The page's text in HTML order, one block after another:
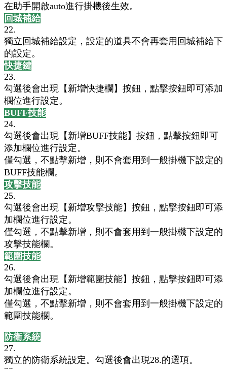
在助手開啟auto進行掛機後生效。
回城補給
22.
獨立回城補給設定，設定的道具不會再套用回城補給下
的設定。
快捷鍵
23.
勾選後會出現【新增快捷欄】按鈕，點擊按鈕即可添加
欄位進行設定。
BUFF技能
24.
勾選後會出現【新增BUFF技能】按鈕，點擊按鈕即可
添加欄位進行設定。
僅勾選，不點擊新增，則不會套用到一般掛機下設定的
BUFF技能欄。
攻擊技能
25.
勾選後會出現【新增攻擊技能】按鈕，點擊按鈕即可添
加欄位進行設定。
僅勾選，不點擊新增，則不會套用到一般掛機下設定的
攻擊技能欄。
範圍技能
26.
勾選後會出現【新增範圍技能】按鈕，點擊按鈕即可添
加欄位進行設定。
僅勾選，不點擊新增，則不會套用到一般掛機下設定的
範圍技能欄。
防衛系統
27.
獨立的防衛系統設定。勾選後會出現28.的選項。